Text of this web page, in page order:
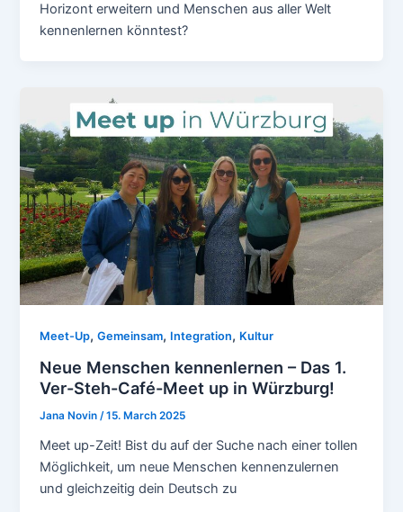
Horizont erweitern und Menschen aus aller Welt
kennenlernen könntest?
Meet-Up,Gemeinsam, Integration, Kultur
Neue Menschen kennenlernen – Das 1.
Ver-Steh-Café-Meet up in Würzburg!
Jana Novin /15. March 2025
Meet up-Zeit! Bist du auf der Suche nach einer tollen
Möglichkeit, um neue Menschen kennenzulernen
und gleichzeitig dein Deutsch zu